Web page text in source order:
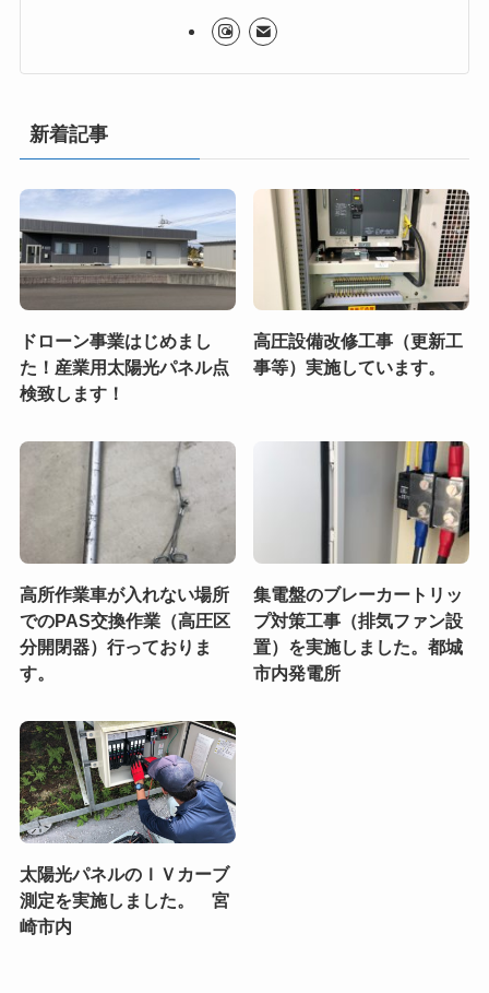
新着記事
ドローン事業はじめまし
た！産業用太陽光パネル点
検致します！
高圧設備改修工事（更新工
事等）実施しています。
高所作業車が入れない場所
でのPAS交換作業（高圧区
分開閉器）行っておりま
す。
集電盤のブレーカートリッ
プ対策工事（排気ファン設
置）を実施しました。都城
市内発電所
太陽光パネルのＩＶカーブ
測定を実施しました。 宮
崎市内